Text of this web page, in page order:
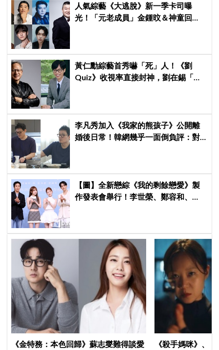
人氣綜藝《大逃脫》新一季卡司曝
光！「元老成員」金鍾旼＆神童回
黃仁勳綜藝首秀嚇「死」人！《劉
Quiz》收視率直接封神，劉在錫「MC
李凡秀加入《我家的熊孩子》公開離
婚後日常！韓網幾乎一面倒負評：對
【圖】全新戀綜《我的剩餘戀愛》製
作發表會舉行！李世榮、鄭容和、
《金特務：本色回歸》蘇志燮難得談愛
《殺手媽咪》、